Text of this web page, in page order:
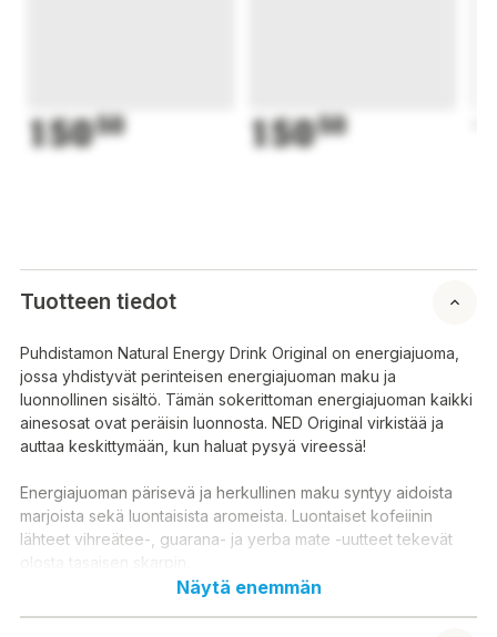
15050 15050
Tuotteen tiedot
Puhdistamon Natural Energy Drink Original on energiajuoma,
jossa yhdistyvät perinteisen energiajuoman maku ja
luonnollinen sisältö. Tämän sokerittoman energiajuoman kaikki
ainesosat ovat peräisin luonnosta. NED Original virkistää ja
auttaa keskittymään, kun haluat pysyä vireessä!
Energiajuoman pärisevä ja herkullinen maku syntyy aidoista
marjoista sekä luontaisista aromeista. Luontaiset kofeiinin
lähteet vihreätee-, guarana- ja yerba mate -uutteet tekevät
olosta tasaisen skarpin.
Näytä enemmän